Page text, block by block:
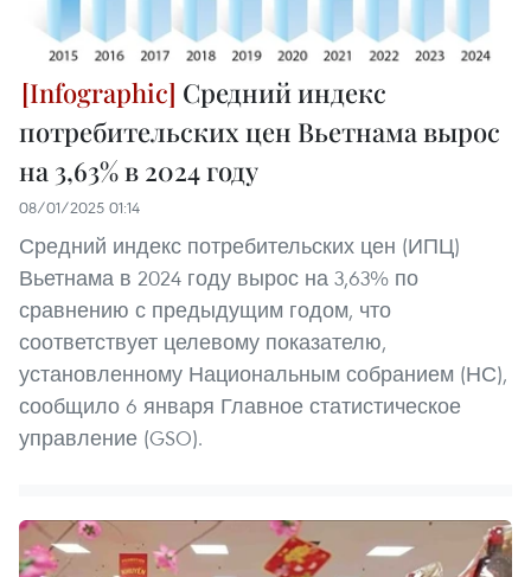
Средний индекс
потребительских цен Вьетнама вырос
на 3,63% в 2024 году
08/01/2025 01:14
Средний индекс потребительских цен (ИПЦ)
Вьетнама в 2024 году вырос на 3,63% по
сравнению с предыдущим годом, что
соответствует целевому показателю,
установленному Национальным собранием (НС),
сообщило 6 января Главное статистическое
управление (GSO).